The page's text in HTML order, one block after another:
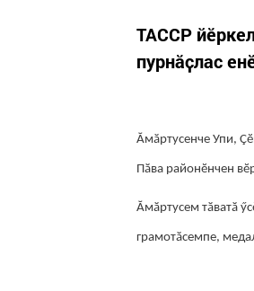
ТАССР
пурнӑҫлас
Ӑмӑртусенче Упи,
Пӑва районӗнчен
Ӑмӑртусем тӑватӑ
грамотӑсемпе,